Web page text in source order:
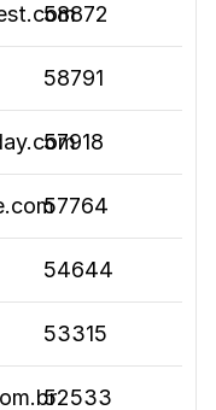
58872
58791
57918
57764
54644
53315
52533